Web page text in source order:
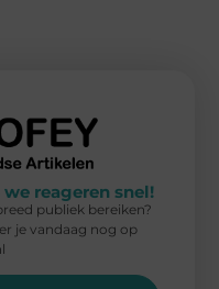
reageren snel!
publiek bereiken?
je vandaag nog op